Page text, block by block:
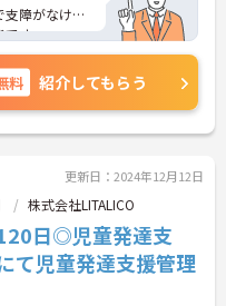
障がなけれ
です。
など、さらに
相談くださ
料 紹介してもらう
更新日：2024年12月12日
株式会社LITALICO
日◎児童発達支
て児童発達支援管理